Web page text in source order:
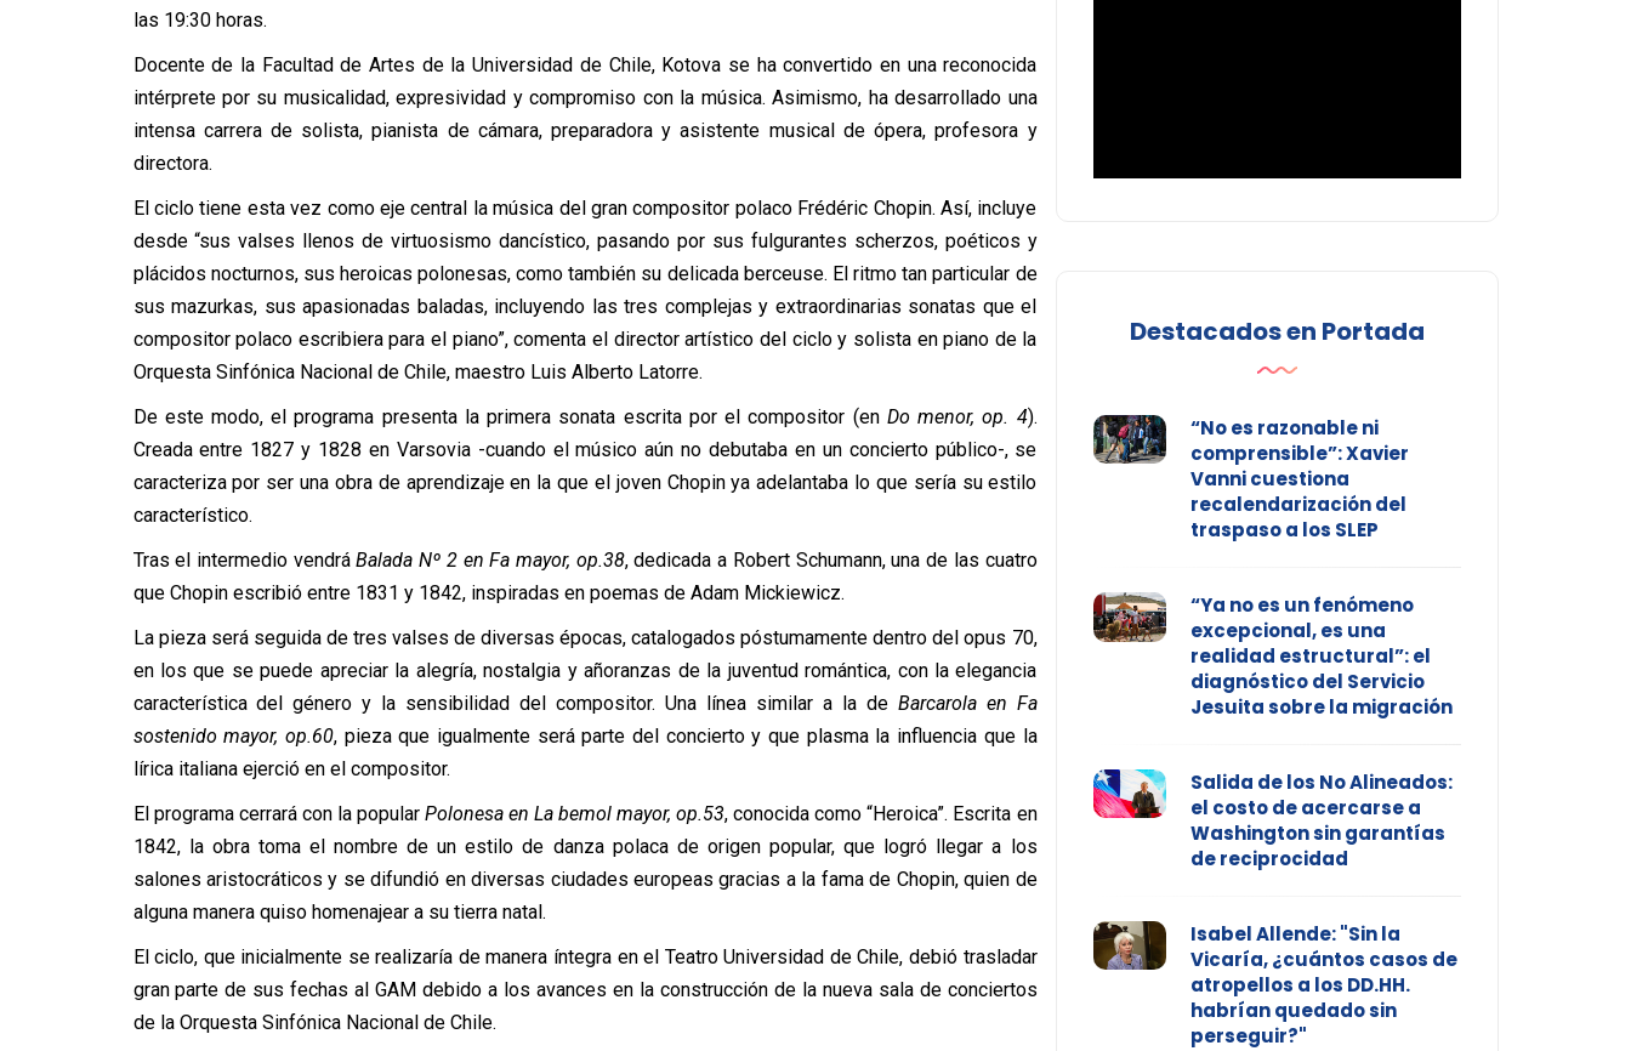
las 19:30 horas.
Docente de la Facultad de Artes de la Universidad de Chile, Kotova se ha convertido en una reconocida
intérprete por su musicalidad, expresividad y compromiso con la música. Asimismo, ha desarrollado una
intensa carrera de solista, pianista de cámara, preparadora y asistente musical de ópera, profesora y
directora.
El ciclo tiene esta vez como eje central la música del gran compositor polaco Frédéric Chopin. Así, incluye
desde “sus valses llenos de virtuosismo dancístico, pasando por sus fulgurantes scherzos, poéticos y
plácidos nocturnos, sus heroicas polonesas, como también su delicada berceuse. El ritmo tan particular de
sus mazurkas, sus apasionadas baladas, incluyendo las tres complejas y extraordinarias sonatas que el
compositor polaco escribiera para el piano”, comenta el director artístico del ciclo y solista en piano de la
Orquesta Sinfónica Nacional de Chile, maestro Luis Alberto Latorre.
De este modo, el programa presenta la primera sonata escrita por el compositor (en Do menor, op. 4).
Creada entre 1827 y 1828 en Varsovia -cuando el músico aún no debutaba en un concierto público-, se
caracteriza por ser una obra de aprendizaje en la que el joven Chopin ya adelantaba lo que sería su estilo
característico.
Tras el intermedio vendráBalada Nº 2 en Fa mayor, op.38, dedicada a Robert Schumann, una de las cuatro
que Chopin escribió entre 1831 y 1842, inspiradas en poemas de Adam Mickiewicz.
La pieza será seguida de tres valses de diversas épocas, catalogados póstumamente dentro del opus 70,
en los que se puede apreciar la alegría, nostalgia y añoranzas de la juventud romántica, con la elegancia
característica del género y la sensibilidad del compositor. Una línea similar a la de Barcarola en Fa
sostenido mayor, op.60, pieza que igualmente será parte del concierto y que plasma la influencia que la
lírica italiana ejerció en el compositor.
El programa cerrará con la popular Polonesa en La bemol mayor, op.53, conocida como “Heroica”. Escrita en
1842, la obra toma el nombre de un estilo de danza polaca de origen popular, que logró llegar a los
salones aristocráticos y se difundió en diversas ciudades europeas gracias a la fama de Chopin, quien de
alguna manera quiso homenajear a su tierra natal.
El ciclo, que inicialmente se realizaría de manera íntegra en el Teatro Universidad de Chile, debió trasladar
gran parte de sus fechas al GAM debido a los avances en la construcción de la nueva sala de conciertos
de la Orquesta Sinfónica Nacional de Chile.
Destacados en Portada
“No es razonable ni
comprensible”: Xavier
Vanni cuestiona
recalendarización del
traspaso a los SLEP
“Ya no es un fenómeno
excepcional, es una
realidad estructural”: el
diagnóstico del Servicio
Jesuita sobre la migración
Salida de los No Alineados:
el costo de acercarse a
Washington sin garantías
de reciprocidad
Isabel Allende: "Sin la
Vicaría, ¿cuántos casos de
atropellos a los DD.HH.
habrían quedado sin
perseguir?"